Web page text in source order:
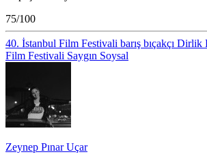
75/100
40. İstanbul Film Festivali barış bıçakçı Dirlik
Film Festivali Saygın Soysal
Zeynep Pınar Uçar